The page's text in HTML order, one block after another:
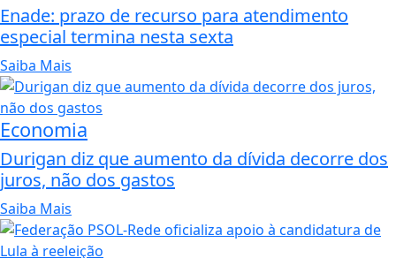
Enade: prazo de recurso para atendimento
especial termina nesta sexta
Saiba Mais
Economia
Durigan diz que aumento da dívida decorre dos
juros, não dos gastos
Saiba Mais